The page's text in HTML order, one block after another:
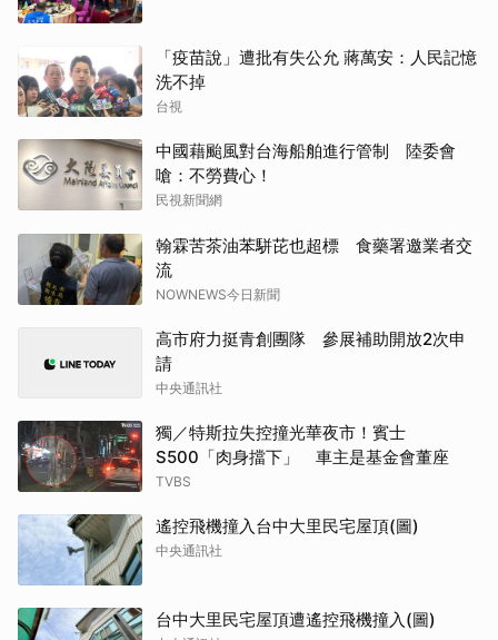
「疫苗說」遭批有失公允 蔣萬安：人民記憶
洗不掉
台視
中國藉颱風對台海船舶進行管制 陸委會
嗆：不勞費心！
民視新聞網
翰霖苦茶油苯駢芘也超標 食藥署邀業者交
流
NOWNEWS今日新聞
高市府力挺青創團隊 參展補助開放2次申
請
中央通訊社
獨／特斯拉失控撞光華夜市！賓士
S500「肉身擋下」 車主是基金會董座
TVBS
遙控飛機撞入台中大里民宅屋頂(圖)
中央通訊社
台中大里民宅屋頂遭遙控飛機撞入(圖)